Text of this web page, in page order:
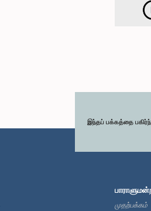
இந்தப் பக்கத்தை
முதற்பக்கம்